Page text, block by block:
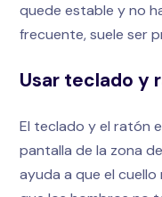
quede estable y no
frecuente, suele ser
Usar teclado y
El teclado y el ratón
pantalla de la zona
ayuda a que el